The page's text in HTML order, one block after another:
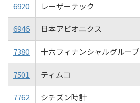
6920 レーザーテック
6946 日本アビオニクス
7380 十六フィナンシャルグループ
7501 ティムコ
7762 シチズン時計